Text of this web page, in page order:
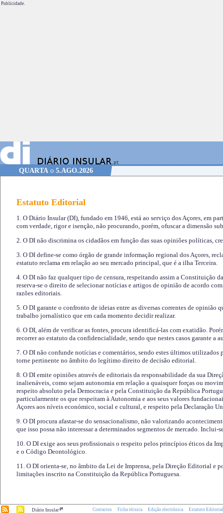
Publicidade.
QUARTA o 5.AGO.2026
Estatuto Editorial
1. O Diário Insular (DI), fundado em 1946, está ao serviço dos Açores, em
com verdade, rigor e isenção, não procurando, porém, ofuscar a dimensão
2. O DI não discrimina os cidadãos em função das suas opiniões políticas,
3. O DI define-se como órgão de grande informação regional dos Açores,
estatuto reclama em relação ao seu mercado principal, que é a ilha Terceira.
4. O DI não faz qualquer tipo de censura, respeitando assim a Constituição
reserva-se o direito de selecionar notícias e artigos de opinião de acordo
razões editoriais.
5. O DI garante o confronto de ideias entre as diversas correntes de opinião
trabalho jornalístico que em cada momento decidir realizar.
6. O DI, além de verificar as fontes, procura identificá-las com exatidão.
recorrer ao estatuto da confidencialidade, sendo que nestes casos garante a
7. O DI não confunde notícias e comentários, sendo estes últimos utilizados
torne pertinente no âmbito do legítimo direito de decisão editorial.
8. O DI emite opiniões através de editoriais da responsabilidade da sua
inalienáveis, como sejam autonomia em relação a quaisquer forças ou
respeito absoluto pela Democracia e pela Constituição da República
particularmente os que respeitam à Autonomia e aos seus valores
Açores aos níveis económico, social e cultural, e respeito pela Declaração
9. O DI procura afastar-se do sensacionalismo, não valorizando
que isso possa não interessar a determinados segmentos de mercado.
10. O DI exige aos seus profissionais o respeito pelos princípios éticos da
e o Código Deontológico.
11. O DI orienta-se, no âmbito da Lei de Imprensa, pela Direção Editorial e
limitações inscrito na Constituição da República Portuguesa.
Diário Insular.pt Contactos Ficha técnica Edição electrónica Estatuto Editorial